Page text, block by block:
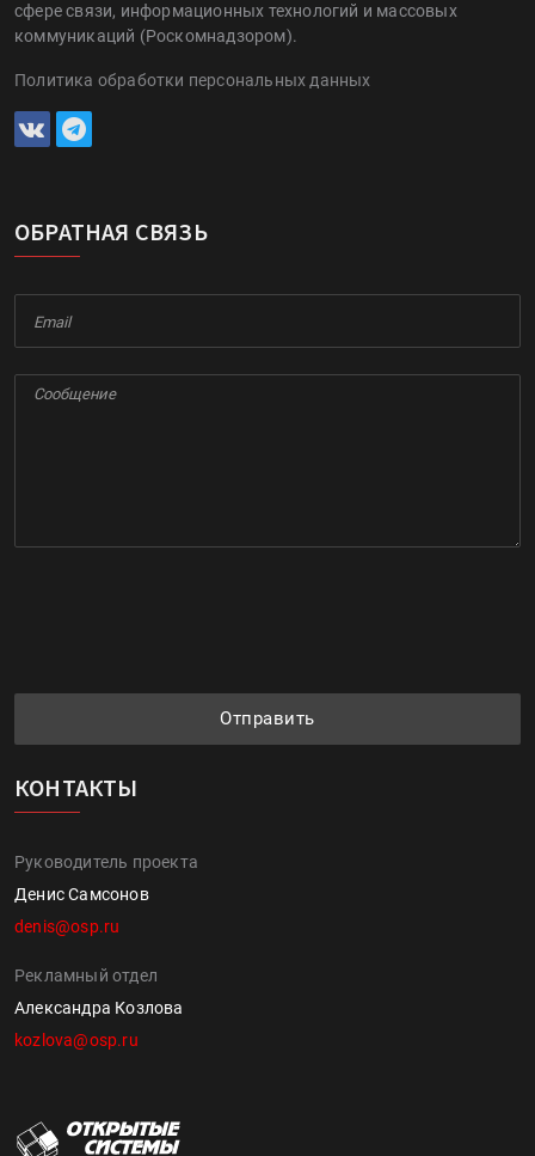
сфере связи, информационных технологий и массовых
коммуникаций (Роскомнадзором).
Политика обработки персональных данных
ОБРАТНАЯ СВЯЗЬ
Отправить
КОНТАКТЫ
Руководитель проекта
Денис Самсонов
denis@osp.ru
Рекламный отдел
Александра Козлова
kozlova@osp.ru